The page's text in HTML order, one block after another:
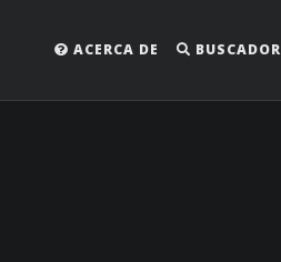
ACERCA DE BUSCADOR